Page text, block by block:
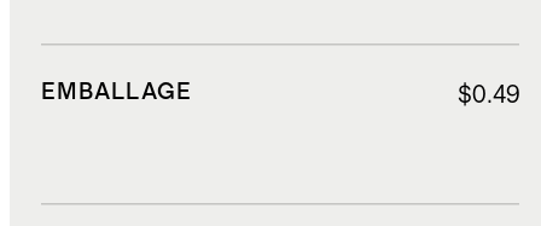
EMBALLAGE $0.49